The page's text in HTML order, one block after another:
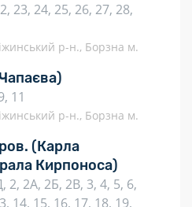
23, 24, 25, 26, 27, 28,
р-н., Борзна м.
11
р-н., Борзна м.
(Карла
Кирпоноса)
2, 2А, 2Б, 2В, 3, 4, 5, 6,
14, 15, 16, 17, 18, 19,